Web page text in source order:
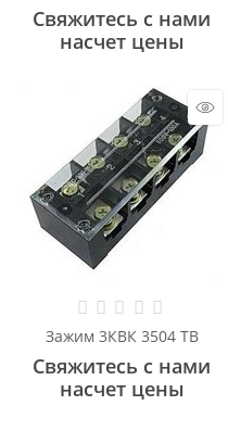
Свяжитесь с нами
насчет цены
Зажим 3КВК 3504 ТВ
Свяжитесь с нами
насчет цены